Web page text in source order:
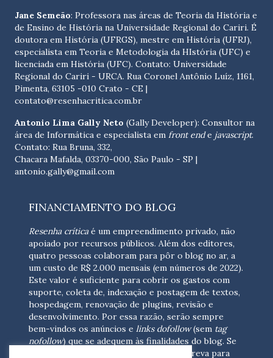
Jane Semeão: Professora nas áreas de Teoria da História e
de Ensino de História na Universidade Regional do Cariri. É
doutora em História (UFRGS), mestre em História (UFRJ),
especialista em Teoria e Metodologia da HIstória (UFC) e
licenciada em História (UFC). Contato: Universidade
Regional do Cariri - URCA. Rua Coronel Antônio Luíz, 1161,
Pimenta, 63105 -010 Crato - CE |
contato@resenhacritica.com.br
Antonio Lima Gally Neto (Gally Developer): Consultor na
área de Informática e especialista em front ende javascript.
Contato: Rua Bruna, 332,
Chacara Mafalda, 03370-000, São Paulo - SP |
antonio.gally@gmail.com
FINANCIAMENTO DO BLOG
Resenha críticaé um empreendimento privado, não
apoiado por recursos públicos. Além dos editores,
quatro pessoas colaboram para pôr o blog no ar, a
um custo de R$ 2.000 mensais (em números de 2022).
Este valor é suficiente para cobrir os gastos com
suporte, coleta de, indexação e postagem de textos,
hospedagem, renovação de plugins, revisão e
desenvolvimento. Por essa razão, serão sempre
bem-vindos os anúncios e links dofollow(sem tag
nofollow) que se adequem às finalidades do blog. Se
escreva para